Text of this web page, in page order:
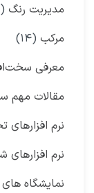
مدیریت رنگ (۳۷)
مرکب (۱۴)
معرفی
مقالات مهم
نرم
نرم
نمایشگاه‌